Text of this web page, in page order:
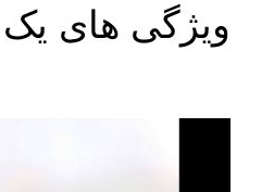
ویژگی های